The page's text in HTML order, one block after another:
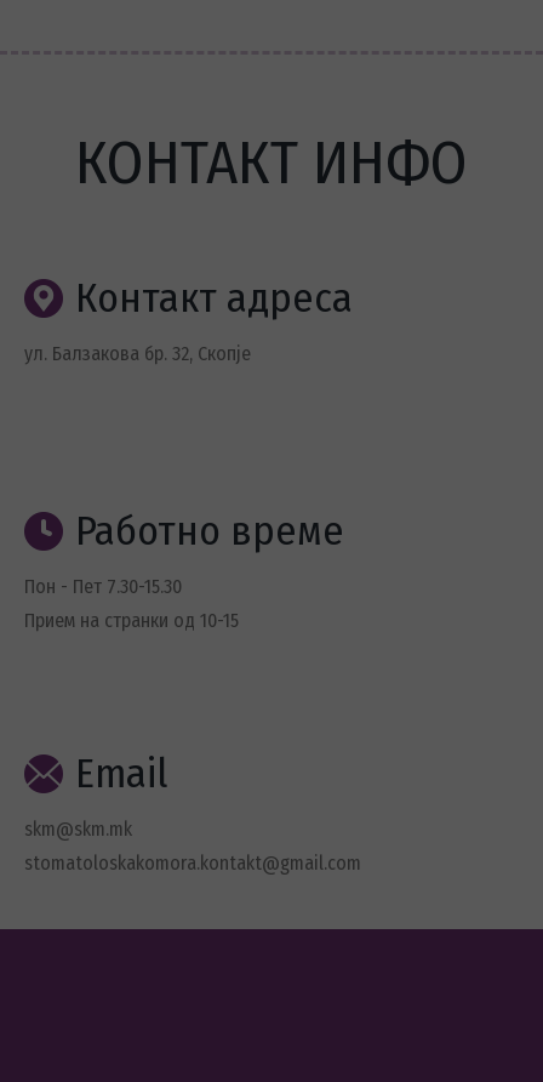
КОНТАКТ ИНФО
Контакт адреса
ул. Балзакова бр. 32, Скопје
Работно време
Пон - Пет 7.30-15.30
Прием на странки од 10-15
Email
skm@skm.mk
stomatoloskakomora.kontakt@gmail.com